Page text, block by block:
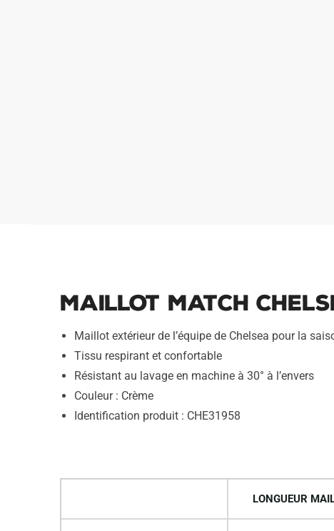
Maillot Match
Maillot extérieur de l’équipe de Chelsea pour la
Tissu respirant et confortable
Résistant au lavage en machine à 30° à l’envers
Couleur : Crème
Identification produit : CHE31958
LONGUEUR